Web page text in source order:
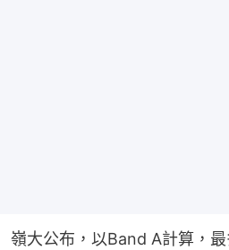
嶺大公布，以Band A計算，